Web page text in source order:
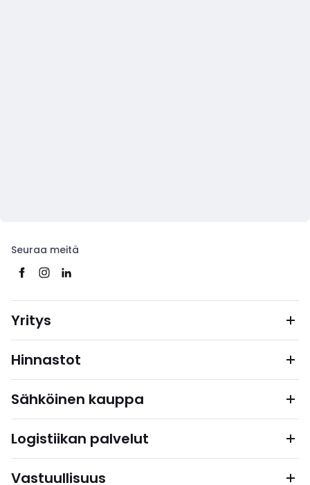
Seuraa meitä
Yritys
Hinnastot
Sähköinen kauppa
Logistiikan palvelut
Vastuullisuus